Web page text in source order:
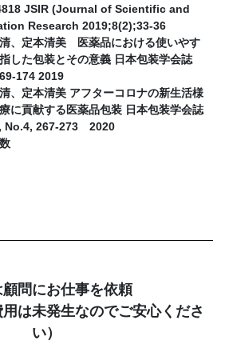
JSIR (Journal of Scientific and
Research 2019;8(2);33-36
、定本清美 医薬品における使いやす
した包装とその意義 日本包装学会誌
174 2019
、定本清美 アフターコロナの新生活様
に貢献する医薬品包装 日本包装学会誌
No.4, 267-273 2020
顧問にお仕事を依頼
用は未発生なのでご安心くださ
い）